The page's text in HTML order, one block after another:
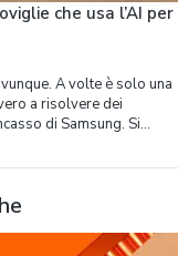
che usa l’AI per
A volte è solo una
a risolvere dei
di Samsung. Si